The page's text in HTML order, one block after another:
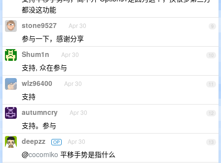
都没这功能
9
stone9527 Apr 30
参与一下，感谢分享
10
Shum1n Apr 30
支持, 众在参与
11
wlz96400 Apr 30
支持
12
autumncry Apr 30
支持。参与
13
deepzz OP Apr 30
@cocomiko 平移手势是指什么